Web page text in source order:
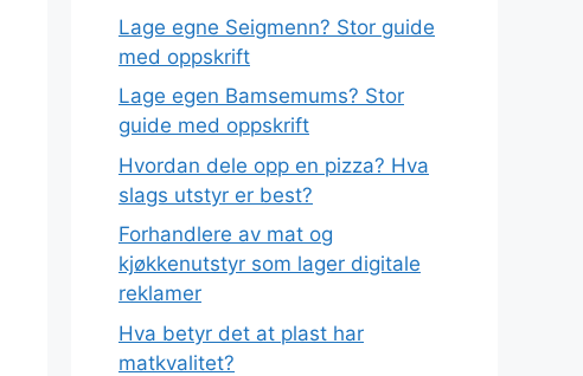
Lage egne Seigmenn? Stor guide
med oppskrift
Lage egen Bamsemums? Stor
guide med oppskrift
Hvordan dele opp en pizza? Hva
slags utstyr er best?
Forhandlere av mat og
kjøkkenutstyr som lager digitale
reklamer
Hva betyr det at plast har
matkvalitet?